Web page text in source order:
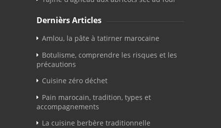
Dernièrs Articles
Amlou, la pâte à tatirner marocaine
Botulisme, comprendre les risques et les
précautions
Cuisine zéro déchet
Pain marocain, tradition, types et
accompagnements
La cuisine berbère traditionnelle